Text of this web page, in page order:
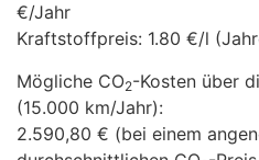
€/Jahr
Kraftstoffpreis: 1.80 €/l
Mögliche CO2-Kosten über
(15.000 km/Jahr):
2.590,80 € (bei einem